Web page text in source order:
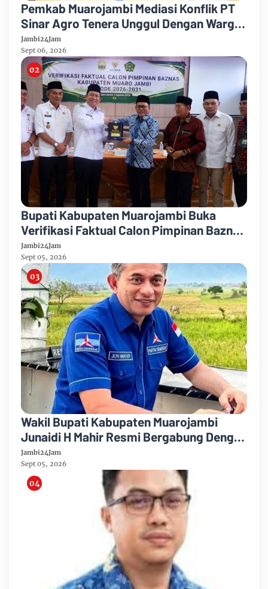
Pemkab Muarojambi Mediasi Konflik PT
Sinar Agro Tenera Unggul Dengan Warga
Sipin Teluk Duren
Jambi24Jam
Sept 06, 2026
Bupati Kabupaten Muarojambi Buka
Verifikasi Faktual Calon Pimpinan Baznas
Tahun 2026-2031
Jambi24Jam
Sept 05, 2026
Wakil Bupati Kabupaten Muarojambi
Junaidi H Mahir Resmi Bergabung Dengan
Partai Demikrat
Jambi24Jam
Sept 05, 2026